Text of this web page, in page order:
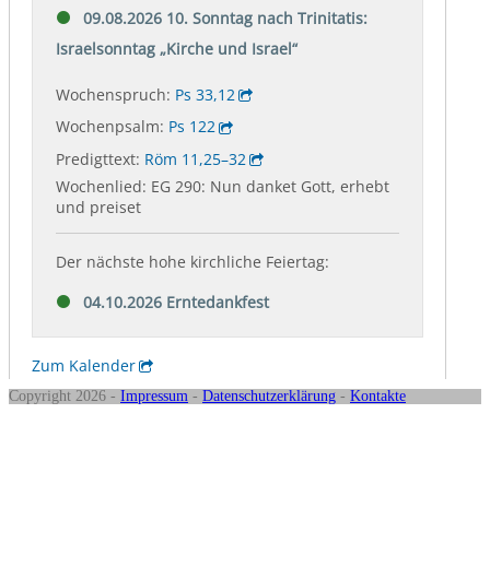
Copyright 2026 - Impressum - Datenschutzerklärung - Kontakte